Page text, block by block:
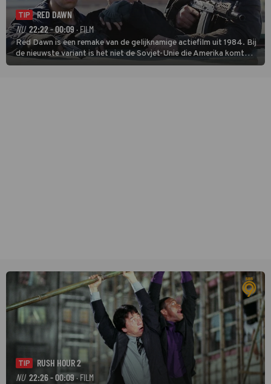
TIP
RED DAWN
NU 22:22 - 00:09 · FILM
Red Dawn is een remake van de gelijknamige actiefilm uit 1984. Bij
de nieuwste variant is het niet de Sovjet-Unie die Amerika komt
binnenvallen, maar zijn Rusland en Noord-Korea de vijanden.
TIP
RUSH HOUR 2
NU 22:26 - 00:09· FILM